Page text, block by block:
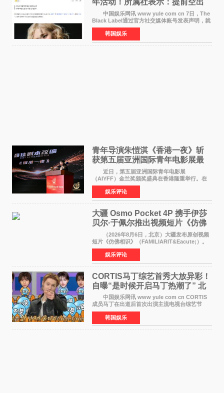
年活动！所属社表示：提前空出
了时间
中国娱乐网讯 www yule com cn 7日，The
Black Label通过官方社交媒体账号发表声明，就
近期网络上关于ROS&Eacute;个人行程及是否参
加BLACKPINK出道纪念活动的种种猜测作出正
式回应。 Th
韩国娱乐
青年导演朱愷淇《香港一夜》斩
获第五届亚洲国际青年电影展最
佳剧本改编奖
近日，第五届亚洲国际青年电影展
（AIYFF）金兰奖颁奖盛典在香港隆重举行。在
这场汇聚数百位海内外电影人、文化界人士及媒
体代表的亚洲青年影视盛会上，香港本土电影
《香港一夜》（Dawn in Ho
娱乐评论
大疆 Osmo Pocket 4P 携手伊莎
贝尔·于佩尔推出视频短片《仿佛
相识》
（2026年8月6日，北京）大疆发布原创视频
短片《仿佛相识》（FAMILIARIT&Eacute;）。
视频短片由戛纳国际电影节最佳女演员伊莎贝尔·
于佩尔（Isabelle Huppert）主演，全程使用大
疆首款双主摄口
娱乐评论
CORTIS马丁综艺首秀大放异彩！
自曝“是时候开启马丁热潮了” 北
美巡演火热进行中
中国娱乐网讯 www yule com cn CORTIS
成员马丁在出道后首次出演主流电视台综艺节
目，展现了多才多艺的魅力。 马丁出演了5日
播出的MBC《Radio Star》Fashion与Passion
之间，I&lsquo;m
韩国娱乐